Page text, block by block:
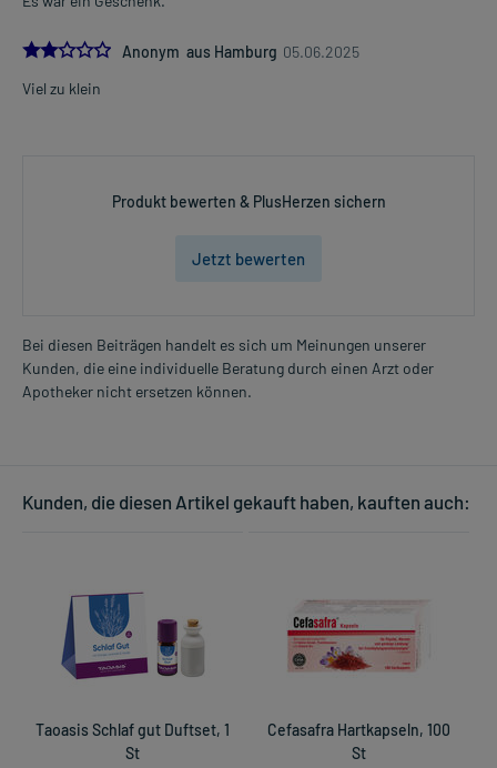
2.0Anonym aus Hamburg 05.06.2025
Viel zu klein
Produkt bewerten & PlusHerzen sichern
Jetzt bewerten
Bei diesen Beiträgen handelt es sich um Meinungen unserer
Kunden, die eine individuelle Beratung durch einen Arzt oder
Apotheker nicht ersetzen können.
Kunden, die diesen Artikel gekauft haben, kauften auch:
Taoasis Schlaf gut Duftset, 1
St
Cefasafra Hartkapseln, 100
St